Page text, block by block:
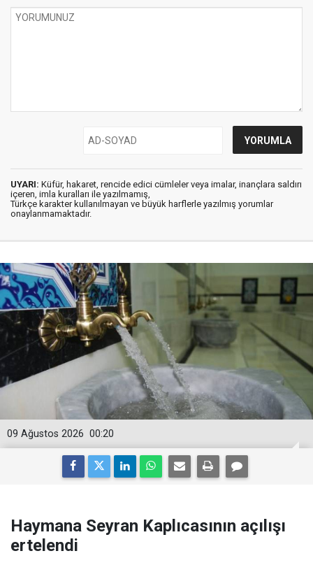
UYARI: Küfür, hakaret, rencide edici cümleler veya imalar, inançlara saldırı
içeren, imla kuralları ile yazılmamış,
Türkçe karakter kullanılmayan ve büyük harflerle yazılmış yorumlar
onaylanmamaktadır.
00:20
09 Ağustos 2026
Haymana Seyran Kaplıcasının açılışı
ertelendi